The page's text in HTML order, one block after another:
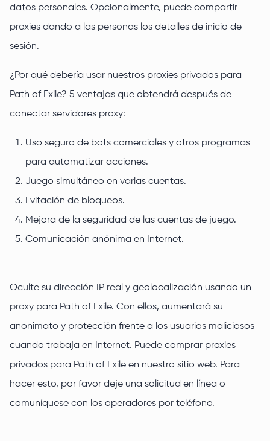
datos personales. Opcionalmente, puede compartir
proxies dando a las personas los detalles de inicio de
sesión.
¿Por qué debería usar nuestros proxies privados para
Path of Exile? 5 ventajas que obtendrá después de
conectar servidores proxy:
Uso seguro de bots comerciales y otros programas
para automatizar acciones.
Juego simultáneo en varias cuentas.
Evitación de bloqueos.
Mejora de la seguridad de las cuentas de juego.
Comunicación anónima en Internet.
Oculte su dirección IP real y geolocalización usando un
proxy para Path of Exile. Con ellos, aumentará su
anonimato y protección frente a los usuarios maliciosos
cuando trabaja en Internet. Puede comprar proxies
privados para Path of Exile en nuestro sitio web. Para
hacer esto, por favor deje una solicitud en línea o
comuníquese con los operadores por teléfono.